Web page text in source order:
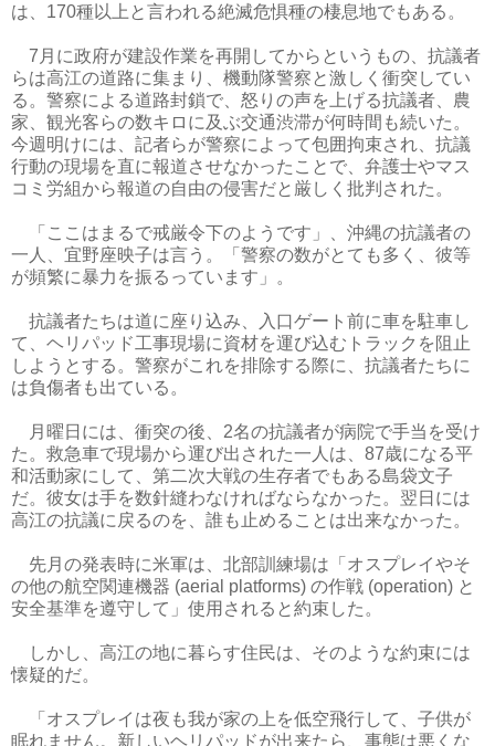
は、170種以上と言われる絶滅危惧種の棲息地でもある。
7月に政府が建設作業を再開してからというもの、抗議者
らは高江の道路に集まり、機動隊警察と激しく衝突してい
る。警察による道路封鎖で、怒りの声を上げる抗議者、農
家、観光客らの数キロに及ぶ交通渋滞が何時間も続いた。
今週明けには、記者らが警察によって包囲拘束され、抗議
行動の現場を直に報道させなかったことで、弁護士やマス
コミ労組から報道の自由の侵害だと厳しく批判された。
「ここはまるで戒厳令下のようです」、沖縄の抗議者の
一人、宜野座映子は言う。「警察の数がとても多く、彼等
が頻繁に暴力を振るっています」。
抗議者たちは道に座り込み、入口ゲート前に車を駐車し
て、ヘリパッド工事現場に資材を運び込むトラックを阻止
しようとする。警察がこれを排除する際に、抗議者たちに
は負傷者も出ている。
月曜日には、衝突の後、2名の抗議者が病院で手当を受け
た。救急車で現場から運び出された一人は、87歳になる平
和活動家にして、第二次大戦の生存者でもある島袋文子
だ。彼女は手を数針縫わなければならなかった。翌日には
高江の抗議に戻るのを、誰も止めることは出来なかった。
先月の発表時に米軍は、北部訓練場は「オスプレイやそ
の他の航空関連機器 (aerial platforms) の作戦 (operation) と
安全基準を遵守して」使用されると約束した。
しかし、高江の地に暮らす住民は、そのような約束には
懐疑的だ。
「オスプレイは夜も我が家の上を低空飛行して、子供が
眠れません。新しいヘリパッドが出来たら、事態は悪くな